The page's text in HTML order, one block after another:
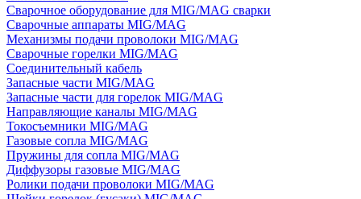
Сварочное оборудование для MIG/MAG сварки
Сварочные аппараты MIG/MAG
Механизмы подачи проволоки MIG/MAG
Сварочные горелки MIG/MAG
Соединительный кабель
Запасные части MIG/MAG
Запасные части для горелок MIG/MAG
Направляющие каналы MIG/MAG
Токосъемники MIG/MAG
Газовые сопла MIG/MAG
Пружины для сопла MIG/MAG
Диффузоры газовые MIG/MAG
Ролики подачи проволоки MIG/MAG